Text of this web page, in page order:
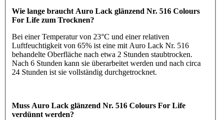
Wie lange braucht Auro Lack glänzend Nr. 516 Colours
For Life zum Trocknen?
Bei einer Temperatur von 23°C und einer relativen
Luftfeuchtigkeit von 65% ist eine mit Auro Lack Nr. 516
behandelte Oberfläche nach etwa 2 Stunden staubtrocken.
Nach 6 Stunden kann sie überarbeitet werden und nach circa
24 Stunden ist sie vollständig durchgetrocknet.
Muss Auro Lack glänzend Nr. 516 Colours For Life
verdünnt werden?